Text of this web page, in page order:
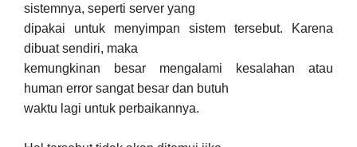
sistemnya, seperti server yang
dipakai untuk menyimpan sistem tersebut. Karena
dibuat sendiri, maka
kemungkinan besar mengalami kesalahan atau
human error sangat besar dan butuh
waktu lagi untuk perbaikannya.